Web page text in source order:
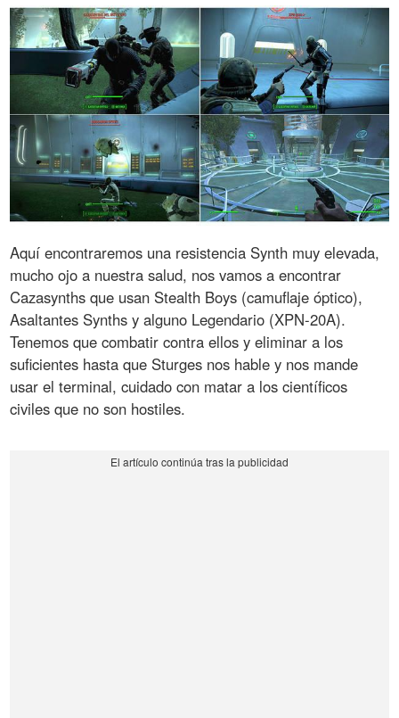
Aquí encontraremos una resistencia Synth muy elevada,
mucho ojo a nuestra salud, nos vamos a encontrar
Cazasynths que usan Stealth Boys (camuflaje óptico),
Asaltantes Synths y alguno Legendario (XPN-20A).
Tenemos que combatir contra ellos y eliminar a los
suficientes hasta que Sturges nos hable y nos mande
usar el terminal, cuidado con matar a los científicos
civiles que no son hostiles.